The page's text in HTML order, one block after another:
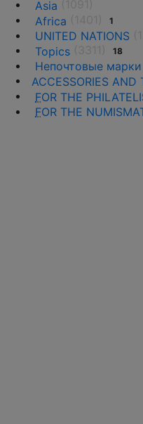
Asia
Africa
1
UNITED NATIONS
Topics
18
Непочтовые марки
ACCESSORIES AND THE
FOR THE
FOR THE